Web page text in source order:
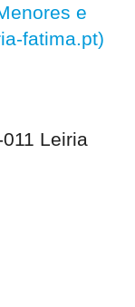
e
fatima.pt)
Leiria